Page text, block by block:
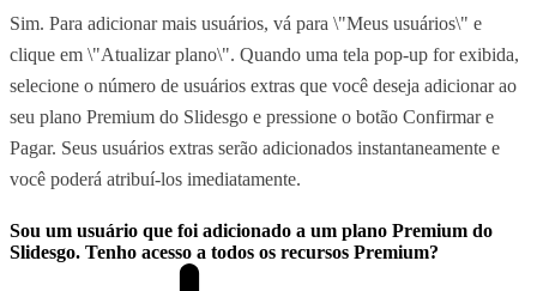
Sim. Para adicionar mais usuários, vá para \"Meus usuários\" e
clique em \"Atualizar plano\". Quando uma tela pop-up for exibida,
selecione o número de usuários extras que você deseja adicionar ao
seu plano Premium do Slidesgo e pressione o botão Confirmar e
Pagar. Seus usuários extras serão adicionados instantaneamente e
você poderá atribuí-los imediatamente.
Sou um usuário que foi adicionado a um plano Premium do
Slidesgo. Tenho acesso a todos os recursos Premium?